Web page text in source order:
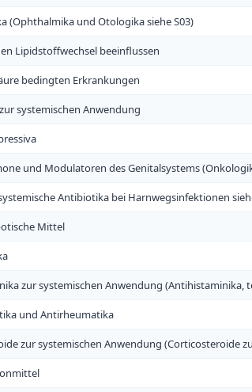
(Ophthalmika und Otologika siehe S03)
Lipidstoffwechsel beeinflussen
bedingten Erkrankungen
systemischen Anwendung
und Modulatoren des Genitalsystems
Antibiotika bei Harnwegsinfektionen
Mittel
zur systemischen Anwendung (Antihistaminika,
und Antirheumatika
zur systemischen Anwendung (Corticosteroide